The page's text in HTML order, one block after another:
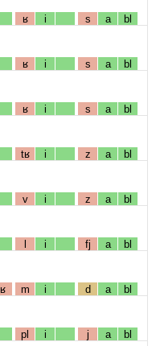
ʁ i s a bl
ʁ i s a bl
ʁ i s a bl
tʁ i z a bl
v i z a bl
l i fj a bl
ʁ m i d a bl
pl i j a bl